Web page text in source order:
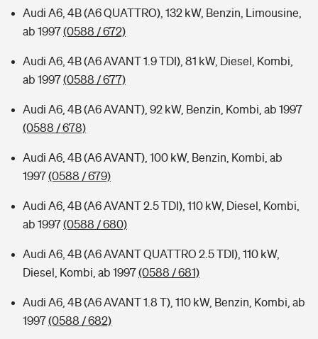
Audi A6, 4B (A6 QUATTRO), 132 kW, Benzin, Limousine,
ab 1997(0588 / 672)
Audi A6, 4B (A6 AVANT 1.9 TDI), 81 kW, Diesel, Kombi,
ab 1997(0588 / 677)
Audi A6, 4B (A6 AVANT), 92 kW, Benzin, Kombi, ab 1997
(0588 / 678)
Audi A6, 4B (A6 AVANT), 100 kW, Benzin, Kombi, ab
1997(0588 / 679)
Audi A6, 4B (A6 AVANT 2.5 TDI), 110 kW, Diesel, Kombi,
ab 1997(0588 / 680)
Audi A6, 4B (A6 AVANT QUATTRO 2.5 TDI), 110 kW,
Diesel, Kombi, ab 1997(0588 / 681)
Audi A6, 4B (A6 AVANT 1.8 T), 110 kW, Benzin, Kombi, ab
1997(0588 / 682)